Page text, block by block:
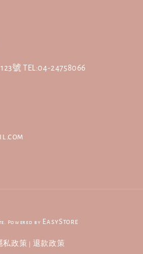
號 TEL:04-24758066
Powered by EasyStore
私政策 退款政策